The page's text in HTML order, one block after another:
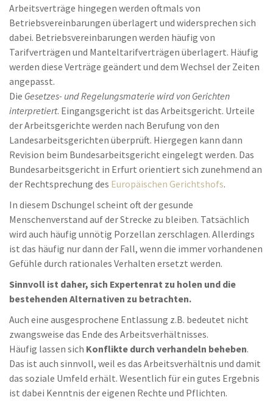
Arbeitsverträge hingegen werden oftmals von
Betriebsvereinbarungen überlagert und widersprechen sich
dabei. Betriebsvereinbarungen werden häufig von
Tarifverträgen und Manteltarifverträgen überlagert. Häufig
werden diese Verträge geändert und dem Wechsel der Zeiten
angepasst.
Die Gesetzes- und Regelungsmaterie wird von Gerichten
interpretiert. Eingangsgericht ist das Arbeitsgericht. Urteile
der Arbeitsgerichte werden nach Berufung von den
Landesarbeitsgerichten überprüft. Hiergegen kann dann
Revision beim Bundesarbeitsgericht eingelegt werden. Das
Bundesarbeitsgericht in Erfurt orientiert sich zunehmend an
der Rechtsprechung des Europäischen Gerichtshofs.
In diesem Dschungel scheint oft der gesunde
Menschenverstand auf der Strecke zu bleiben. Tatsächlich
wird auch häufig unnötig Porzellan zerschlagen. Allerdings
ist das häufig nur dann der Fall, wenn die immer vorhandenen
Gefühle durch rationales Verhalten ersetzt werden.
Sinnvoll ist daher, sich Expertenrat zu holen und die
bestehenden Alternativen zu betrachten.
Auch eine ausgesprochene Entlassung z.B. bedeutet nicht
zwangsweise das Ende des Arbeitsverhältnisses.
Häufig lassen sich Konflikte durch verhandeln beheben.
Das ist auch sinnvoll, weil es das Arbeitsverhältnis und damit
das soziale Umfeld erhält. Wesentlich für ein gutes Ergebnis
ist dabei Kenntnis der eigenen Rechte und Pflichten.